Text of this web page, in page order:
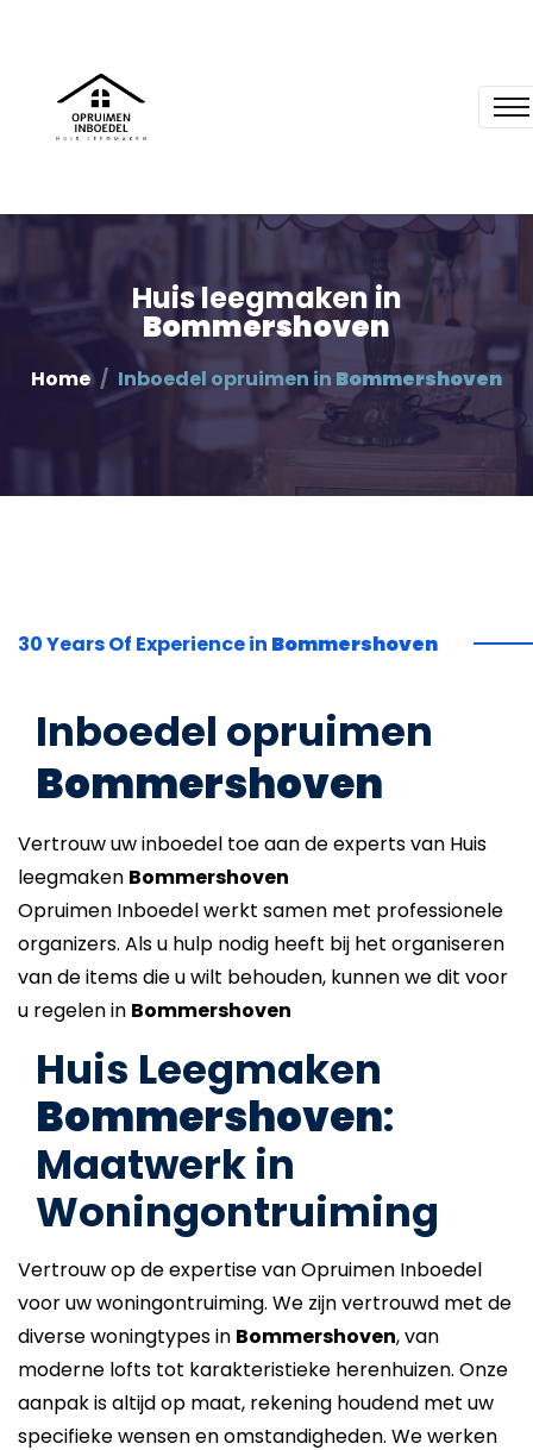
Huis leegmaken in
Bommershoven
Home Inboedel opruimen in Bommershoven
30 Years Of Experience in Bommershoven
Inboedel opruimen
Bommershoven
Vertrouw uw inboedel toe aan de experts van Huis
leegmaken Bommershoven
Opruimen Inboedel werkt samen met professionele
organizers. Als u hulp nodig heeft bij het organiseren
van de items die u wilt behouden, kunnen we dit voor
u regelen in Bommershoven
Huis Leegmaken
Bommershoven:
Maatwerk in
Woningontruiming
Vertrouw op de expertise van Opruimen Inboedel
voor uw woningontruiming. We zijn vertrouwd met de
diverse woningtypes in Bommershoven, van
moderne lofts tot karakteristieke herenhuizen. Onze
aanpak is altijd op maat, rekening houdend met uw
specifieke wensen en omstandigheden. We werken